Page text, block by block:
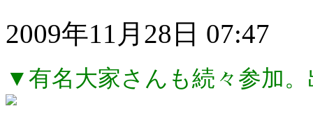
2009年11月28日 07:47
▼有名大家さんも続々参加